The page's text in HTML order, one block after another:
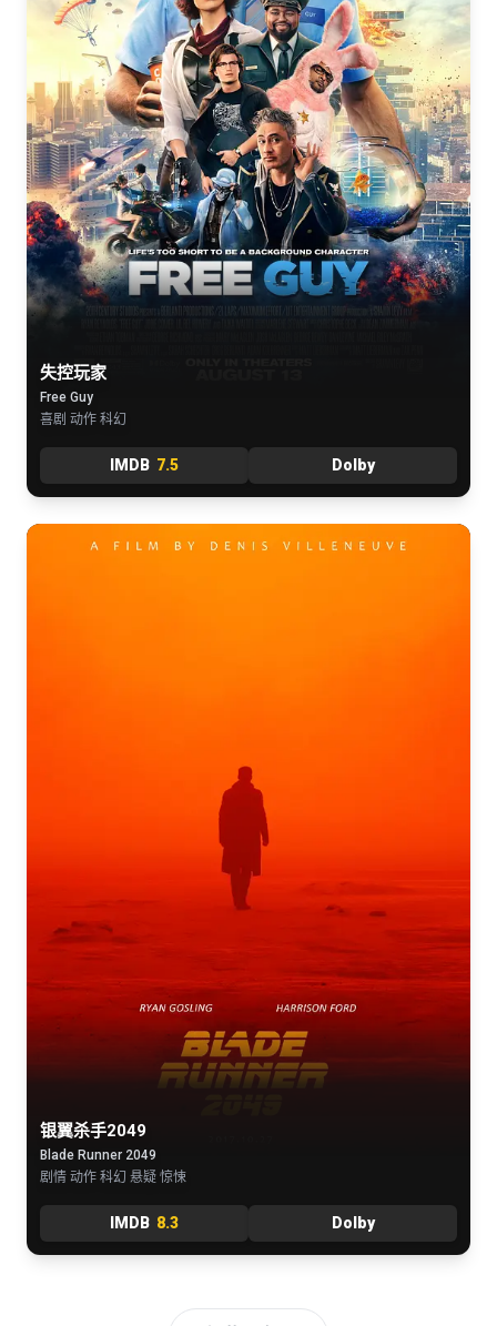
失控玩家
Free Guy
喜剧 动作 科幻
IMDB 7.5 Dolby
银翼杀手2049
Blade Runner 2049
剧情 动作 科幻 悬疑 惊悚
IMDB 8.3 Dolby